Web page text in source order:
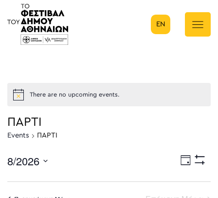
Κύρια πλοήγηση
EN
There are no upcoming events.
ΠΑΡΤΙ
Events ΠΑΡΤΙ
Ημέρα
8/2026
date.